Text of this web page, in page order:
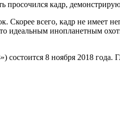
кадр,
всего, кадр не имеет
идеальным инопланетным
8 ноября 2018